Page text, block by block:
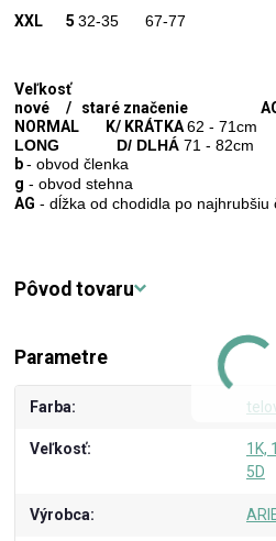
XXL 532-35 67-77
Veľkosť
nové / staré značenie
NORMAL K/ KRÁTKA62 - 71cm
LONG D/ DLHÁ71 - 82cm
b- obvod členka
g - obvod stehna
AG - dĺžka od chodidla po najhrubšiu
Pôvod tovaru
Parametre
Farba
Veľkosť
1K,
5D
Výrobca